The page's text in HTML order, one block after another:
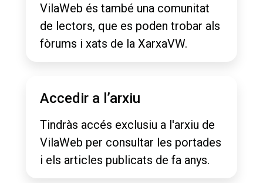
VilaWeb és també una comunitat
de lectors, que es poden trobar als
fòrums i xats de la XarxaVW.
Accedir a l’arxiu
Tindràs accés exclusiu a l'arxiu de
VilaWeb per consultar les portades
i els articles publicats de fa anys.